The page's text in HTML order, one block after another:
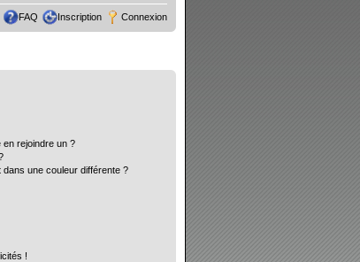
FAQ Inscription Connexion
en rejoindre un ?
dans une couleur différente ?
!